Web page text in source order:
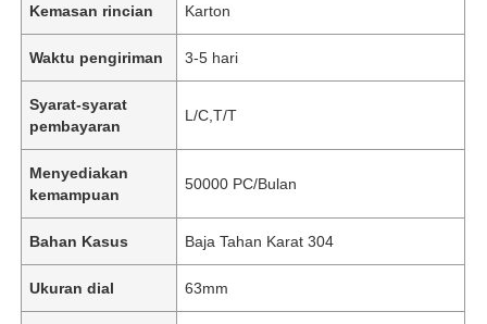
Kemasan rincian Karton
Waktu pengiriman 3-5 hari
Syarat-syarat
pembayaran
L/C,T/T
Menyediakan
kemampuan
50000 PC/Bulan
Bahan Kasus Baja Tahan Karat 304
Ukuran dial 63mm